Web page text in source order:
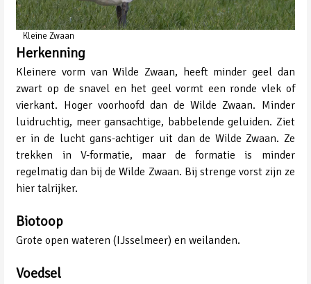
Kleine Zwaan
Herkenning
Kleinere vorm van Wilde Zwaan, heeft minder geel dan
zwart op de snavel en het geel vormt een ronde vlek of
vierkant. Hoger voorhoofd dan de Wilde Zwaan. Minder
luidruchtig, meer gansachtige, babbelende geluiden. Ziet
er in de lucht gans-achtiger uit dan de Wilde Zwaan. Ze
trekken in V-formatie, maar de formatie is minder
regelmatig dan bij de Wilde Zwaan. Bij strenge vorst zijn ze
hier talrijker.
Biotoop
Grote open wateren (IJsselmeer) en weilanden.
Voedsel